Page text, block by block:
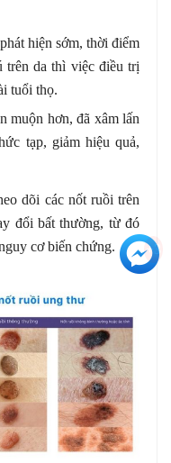
hiện sớm, thời điểm
trên da thì việc điều trị
tuổi thọ.
muộn hơn, đã xâm lấn
tạp, giảm hiệu quả,
dõi các nốt ruồi trên
đổi bất thường, từ đó
cơ biến chứng.
+3